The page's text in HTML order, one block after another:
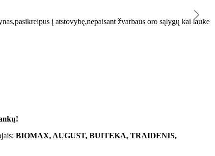
į atstovybę,nepaisant žvarbaus oro sąlygų kai lauke
BIOMAX, AUGUST, BUITEKA, TRAIDENIS,